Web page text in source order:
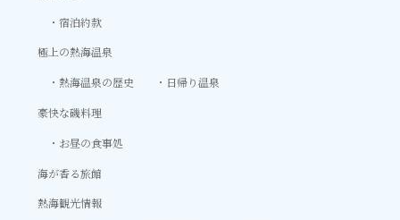
宿泊約款
極上の熱海温泉
熱海温泉の歴史
日帰り温泉
豪快な磯料理
お昼の食事処
海が香る旅館
熱海観光情報